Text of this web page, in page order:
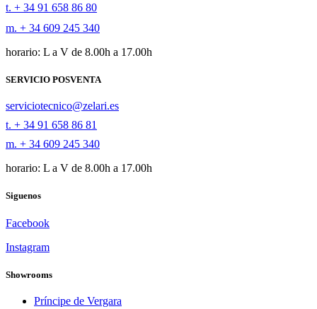
t. + 34 91 658 86 80
m. + 34 609 245 340
horario: L a V de 8.00h a 17.00h
SERVICIO POSVENTA
serviciotecnico@zelari.es
t. + 34 91 658 86 81
m. + 34 609 245 340
horario: L a V de 8.00h a 17.00h
Siguenos
Facebook
Instagram
Showrooms
Príncipe de Vergara